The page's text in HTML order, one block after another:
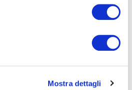
Mostra dettagli
avvocato
dello Studio, Councillor di
un vantaggio competitivo:
maggiore propensione al